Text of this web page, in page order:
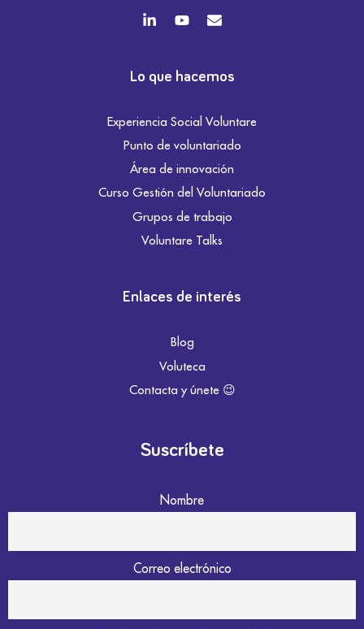
Lo que hacemos
Experiencia Social Voluntare
Punto de voluntariado
Área de innovación
Curso Gestión del Voluntariado
Grupos de trabajo
Voluntare Talks
Enlaces de interés
Blog
Voluteca
Contacta y únete 😉
Suscríbete
Nombre
Correo electrónico